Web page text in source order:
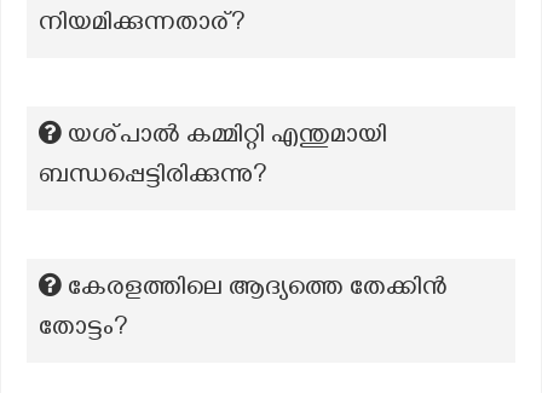
നിയമിക്കുന്നതാര്?
യശ്‌പാല്‍ കമ്മിറ്റി എന്തുമായി
ബന്ധപ്പെട്ടിരിക്കുന്നു?
കേരളത്തിലെ ആദ്യത്തെ തേക്കിൻ
തോട്ടം?